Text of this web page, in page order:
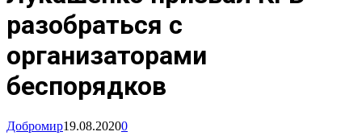
разобраться с
организаторами
беспорядков
Добромир19.08.20200